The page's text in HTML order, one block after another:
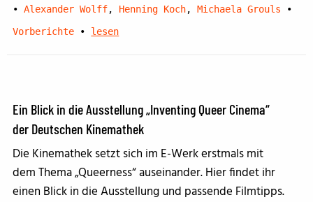
• Alexander Wolff, Henning Koch,Michaela Grouls
•
Vorberichte
• lesen
Ein Blick in die Ausstellung „Inventing Queer Cinema“
der Deutschen Kinemathek
Die Kinemathek setzt sich im E-Werk erstmals mit
dem Thema „Queerness“ auseinander. Hier findet ihr
einen Blick in die Ausstellung und passende Filmtipps.